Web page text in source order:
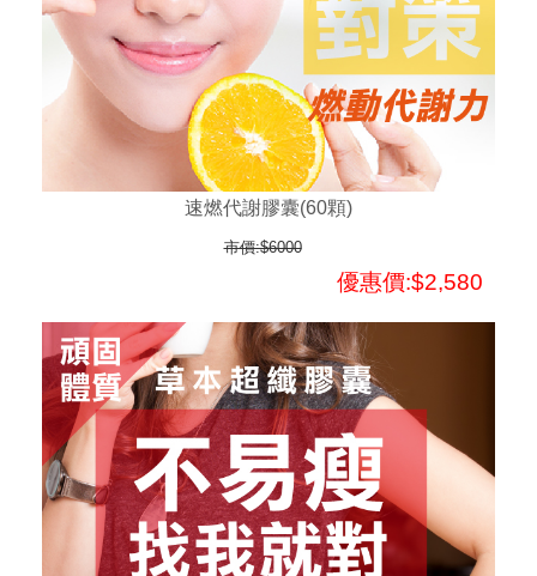
速燃代謝膠囊(60顆)
市價:$6000
優惠價:$2,580